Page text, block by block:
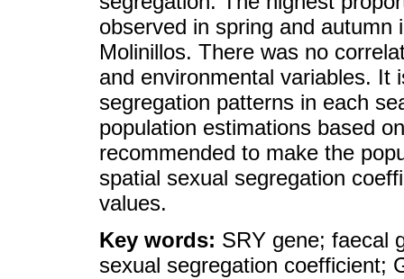
observed in spring and autumn
Molinillos. There was no
and environmental variables. It
segregation patterns in each
population estimations based
recommended to make the
spatial sexual segregation
values.
Key words: SRY gene; faecal
sexual segregation coefficient;